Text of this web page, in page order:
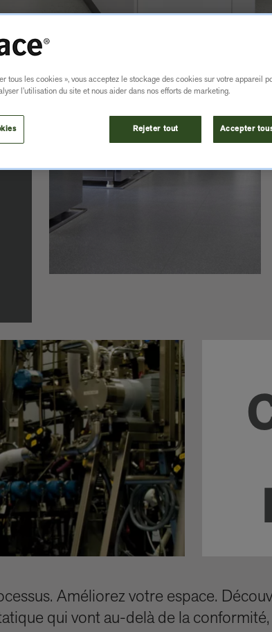
Améliorez votre espace.
qui vont au-delà de la
tous les cookies », vous acceptez le stockage des cookies sur votre appareil
l’utilisation du site et nous aider dans nos efforts de marketing.
Rejeter tout Accepter